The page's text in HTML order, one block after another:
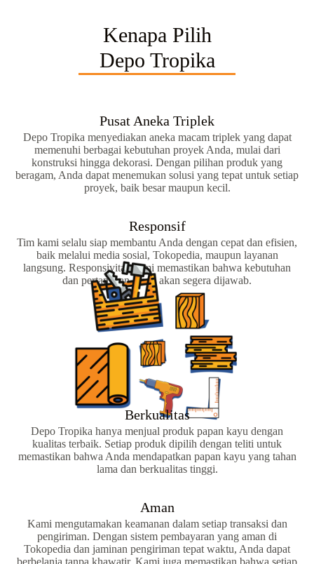
Kenapa Pilih
Depo Tropika
Pusat Aneka Triplek
Depo Tropika menyediakan aneka macam triplek yang dapat
memenuhi berbagai kebutuhan proyek Anda, mulai dari
konstruksi hingga dekorasi. Dengan pilihan produk yang
beragam, Anda dapat menemukan solusi yang tepat untuk setiap
proyek, baik besar maupun kecil.
Responsif
Tim kami selalu siap membantu Anda dengan cepat dan efisien,
baik melalui media sosial, Tokopedia, maupun layanan
langsung. Responsivitas kami memastikan bahwa kebutuhan
dan pertanyaan Anda akan segera dijawab.
Berkualitas
Depo Tropika hanya menjual produk papan kayu dengan
kualitas terbaik. Setiap produk dipilih dengan teliti untuk
memastikan bahwa Anda mendapatkan papan kayu yang tahan
lama dan berkualitas tinggi.
Aman
Kami mengutamakan keamanan dalam setiap transaksi dan
pengiriman. Dengan sistem pembayaran yang aman di
Tokopedia dan jaminan pengiriman tepat waktu, Anda dapat
berbelanja tanpa khawatir. Kami juga memastikan bahwa setiap